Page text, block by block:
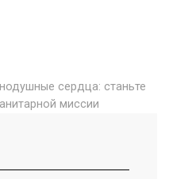
сердца: станьте
миссии